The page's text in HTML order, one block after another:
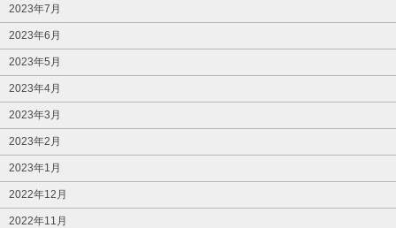
2023年7月
2023年6月
2023年5月
2023年4月
2023年3月
2023年2月
2023年1月
2022年12月
2022年11月